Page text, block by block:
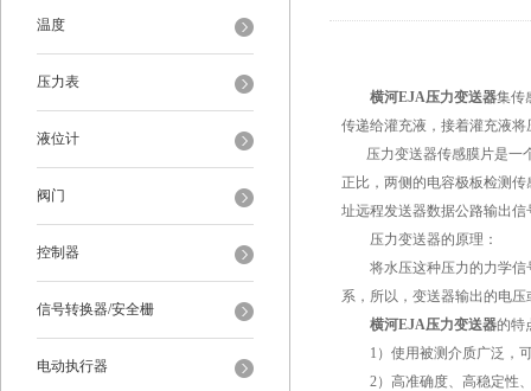
温度
压力表
液位计
阀门
控制器
信号转换器/安全栅
电动执行器
横河EJA压力变送器集传
传递给灌充液，接着灌充液
压力变送器传感膜片是一个
正比，两侧的电容极板检测
址远程发送器数据公路输出信
压力变送器的原理：
将水压这种压力的力学信号
系，所以，变送器输出的电
横河EJA压力变送器的特
1）使用被测介质广泛，可
2）高准确度、高稳定性、